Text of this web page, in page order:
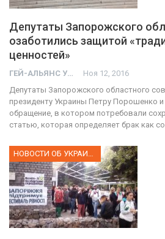
Депутаты Запорожского
озаботились защитой
ценностей»
ГЕЙ-АЛЬЯНС УКРАИНА Ноя 12, 2016
Депутаты Запорожского областного
президенту Украины Петру Порошенко и
обращение, в котором потребовали
статью, которая определяет брак как
НОВОСТИ ОБ УКРАИНЕ